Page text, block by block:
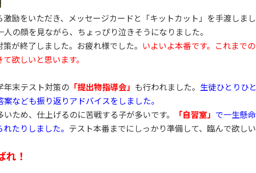
励をいただき、メッセージカードと「キットカット」を手渡しまし
の顔を見ながら、ちょっぴり泣きそうになりました。
が終了しました。お疲れ様でした。 いよいよ本番です。これまでの
欲しいと思います。
年末テスト対策の 「提出物指導会」 も行われました。 生徒ひとりひと
なども振り返りアドバイスをしました。
ため、仕上げるのに苦戦する子が多いです。
「自習室」 で一生懸命
たりしました。 テスト本番までにしっかり準備して、臨んで欲しい
！